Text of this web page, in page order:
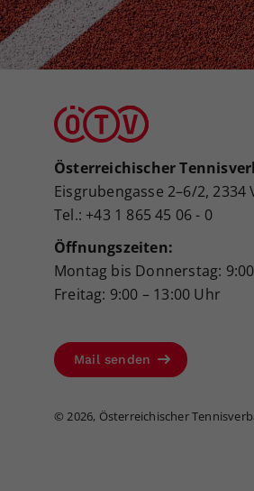
Österreichischer
Eisgrubengasse 2–6/2, 2334
Tel.: +43 1 865 45 06 - 0
Öffnungszeiten:
Montag bis Donnerstag:
Freitag: 9:00 – 13:00 Uhr
Mail senden
© 2026, Österreichischer